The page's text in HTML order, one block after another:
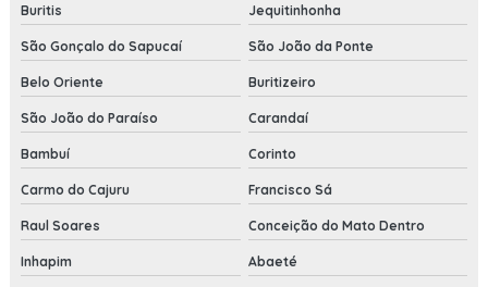
Buritis Jequitinhonha
São Gonçalo do Sapucaí São João da Ponte
Belo Oriente Buritizeiro
São João do Paraíso Carandaí
Bambuí Corinto
Carmo do Cajuru Francisco Sá
Raul Soares Conceição do Mato Dentro
Inhapim Abaeté